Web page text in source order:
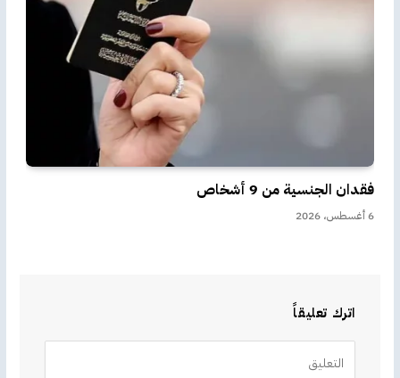
فقدان الجنسية من 9 أشخاص
6 أغسطس، 2026
اترك تعليقاً